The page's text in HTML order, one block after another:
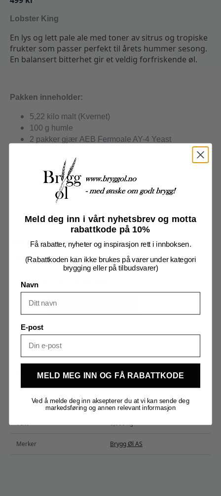
Lobster King
En lys og lett pale ale med toner av sitrus og tropiske
frukter som passer perfekt til årets hummer sesong.
En balansert bitterhet gir et veldig forfriskende øl.
Pakken inneholder:
5,22 kilo malt (Kvernet)
100 g humle
2 pakker gjær AEB Fermoale AY-4 Yeast
14 dager på 18 C°
Forventet ABV: 5,1
Alle ingredienser blir pakket for å bevare råvarenes gode
kvalitet, smak og aroma.
Generelt om allgrain settene:
Alle våre allgrain ølsett inneholder det du trenger av
ingredienser til et brygg på 23-25 liter.
Lobster
antall
Produktnummer:
Kategorier:
Tilleggsinformasjon Omtaler (0)
Tilleggsinformasjon
Vekt 8,000 kg
Merker Brygg Øl AS
Meld deg inn i vårt nyhetsbrev og motta
rabattkode på 10%
Få rabatter, nyheter og inspirasjon rett i innboksen.
(Rabattkoden kan ikke brukes på varer under kategori
brygging eller på tilbudsvarer)
Navn
E-post
MELD MEG INN OG FÅ RABATTKODE
Ved å melde deg inn aksepterer du at vi kan sende deg
markedsføring og annen relevant informasjon